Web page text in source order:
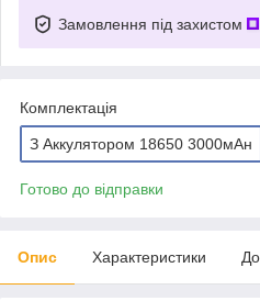
Замовлення під захистом
Комплектація
З Аккулятором 18650 3000мАн
Готово до відправки
Опис Характеристики